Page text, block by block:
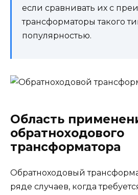
если сравнивать их с
трансформаторы такого
популярностью.
Область
обратноходового
трансформатора
Обратноходовый
ряде случаев, когда